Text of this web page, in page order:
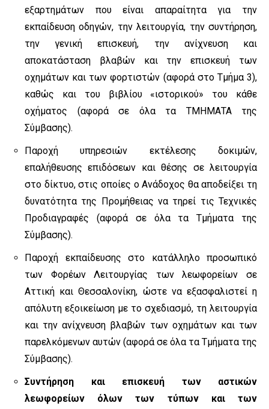
εξαρτημάτων που είναι απαραίτητα για την
εκπαίδευση οδηγών, την λειτουργία, την συντήρηση,
την γενική επισκευή, την ανίχνευση και
αποκατάσταση βλαβών και την επισκευή των
οχημάτων και των φορτιστών (αφορά στο Τμήμα 3),
καθώς και του βιβλίου «ιστορικού» του κάθε
οχήματος (αφορά σε όλα τα ΤΜΗΜΑΤΑ της
Σύμβασης).
Παροχή υπηρεσιών εκτέλεσης δοκιμών,
επαλήθευσης επιδόσεων και θέσης σε λειτουργία
στο δίκτυο, στις οποίες ο Ανάδοχος θα αποδείξει τη
δυνατότητα της Προμήθειας να τηρεί τις Τεχνικές
Προδιαγραφές (αφορά σε όλα τα Τμήματα της
Σύμβασης).
Παροχή εκπαίδευσης στο κατάλληλο προσωπικό
των Φορέων Λειτουργίας των λεωφορείων σε
Αττική και Θεσσαλονίκη, ώστε να εξασφαλιστεί η
απόλυτη εξοικείωση με το σχεδιασμό, τη λειτουργία
και την ανίχνευση βλαβών των οχημάτων και των
παρελκόμενων αυτών (αφορά σε όλα τα Τμήματα της
Σύμβασης).
Συντήρηση και επισκευή των αστικών
λεωφορείων όλων των τύπων και των